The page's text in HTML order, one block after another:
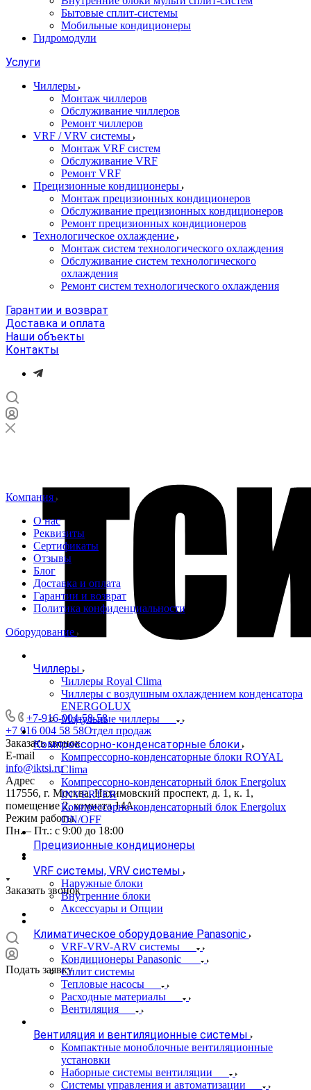
Бытовые сплит-системы
Мобильные кондиционеры
Гидромодули
Услуги
Чиллеры
Монтаж чиллеров
Обслуживание чиллеров
Ремонт чиллеров
VRF / VRV системы
Монтаж VRF систем
Обслуживание VRF
Ремонт VRF
Прецизионные кондиционеры
Монтаж прецизионных кондиционеров
Обслуживание прецизионных кондиционеров
Ремонт прецизионных кондиционеров
Технологическое охлаждение
Монтаж систем технологического охлаждения
Обслуживание систем технологического
охлаждения
Ремонт систем технологического охлаждения
Гарантии и возврат
Доставка и оплата
Наши объекты
Контакты
+7-916-004-58-58
+7 916 004 58 58Отдел продаж
Заказать звонок
E-mail
info@iktsi.ru
Адрес
117556, г. Москва, Нахимовский проспект, д. 1, к. 1,
помещение 2, комната 14А
Режим работы
Пн. – Пт.: с 9:00 до 18:00
Заказать звонок
Подать заявку
Компания
О нас
Реквизиты
Сертификаты
Отзывы
Блог
Доставка и оплата
Гарантии и возврат
Политика конфиденциальности
Оборудование
Чиллеры
Чиллеры Royal Clima
Чиллеры с воздушным охлаждением конденсатора
ENERGOLUX
Модульные чиллеры
Компрессорно-конденсаторные блоки
Компрессорно-конденсаторные блоки ROYAL
Clima
Компрессорно-конденсаторный блок Energolux
INVERTER
Компрессорно-конденсаторный блок Energolux
ON/OFF
Прецизионные кондиционеры
VRF системы, VRV системы
Наружные блоки
Внутренние блоки
Аксессуары и Опции
Климатическое оборудование Panasonic
VRF-VRV-ARV системы
Кондиционеры Panasonic
Сплит системы
Тепловые насосы
Расходные материалы
Вентиляция
Вентиляция и вентиляционные системы
Компактные моноблочные вентиляционные
установки
Наборные системы вентиляции
Системы управления и автоматизации